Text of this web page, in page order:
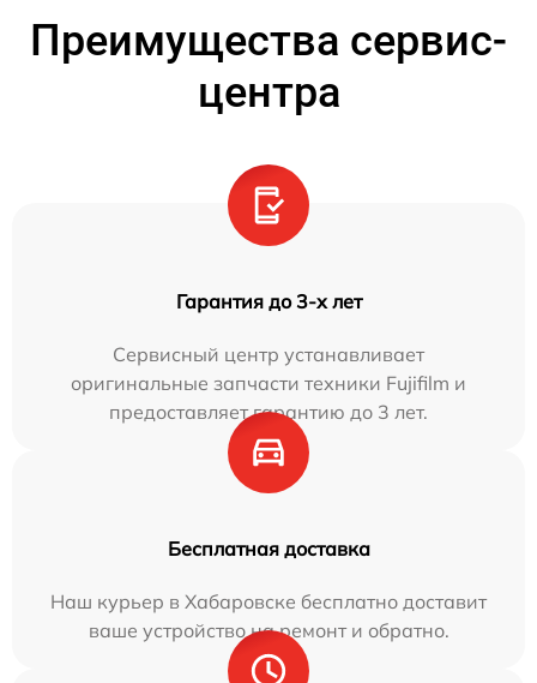
Преимущества сервис-
центра
Гарантия до 3-х лет
Сервисный центр устанавливает
оригинальные запчасти техники Fujifilm и
предоставляет гарантию до 3 лет.
Бесплатная доставка
Наш курьер в Хабаровске бесплатно доставит
ваше устройство на ремонт и обратно.